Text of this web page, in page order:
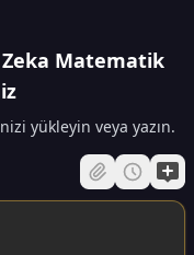
Zeka Matematik
yükleyin veya yazın.